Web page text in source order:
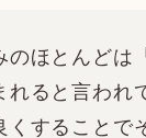
のほとんどは
れると言われ
くすることで